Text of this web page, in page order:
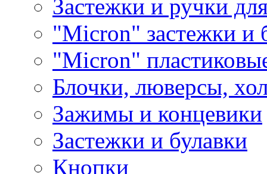
Застежки и ручки
"Micron" застежки и
"Micron"
Блочки, люверсы,
Зажимы и концевики
Застежки и булавки
Кнопки